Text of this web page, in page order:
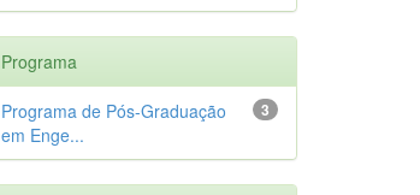
Programa
3
Programa de Pós-Graduação
em Enge...